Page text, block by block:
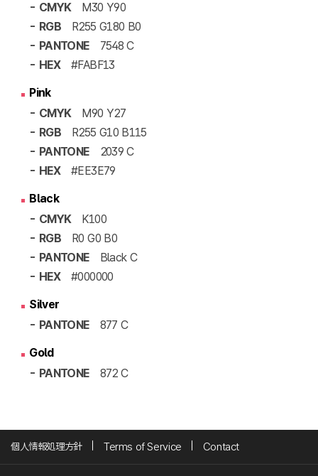
- CMYK
M30 Y90
- RGB
R255 G180 B0
- PANTONE
7548 C
- HEX
#FABF13
Pink
- CMYK
M90 Y27
- RGB
R255 G10 B115
- PANTONE
2039 C
- HEX
#EE3E79
Black
- CMYK
K100
- RGB
R0 G0 B0
- PANTONE
Black C
- HEX
#000000
Silver
- PANTONE
877 C
Gold
- PANTONE
872 C
個人情報処理方針 Terms of Service Contact